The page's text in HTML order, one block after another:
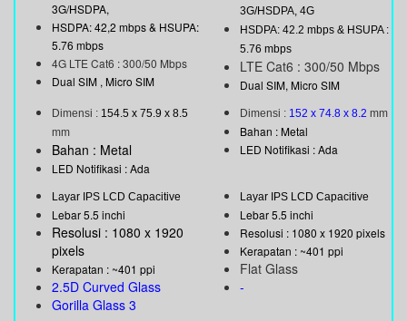
3G/HSDPA,
HSDPA: 42,2 mbps & HSUPA:
5.76 mbps
4G LTE Cat6 : 300/50 Mbps
Dual SIM , Micro SIM
3G/HSDPA, 4G
HSDPA: 42.2 mbps & HSUPA :
5.76 mbps
LTE Cat6 : 300/50 Mbps
Dual SIM, Micro SIM
Dimensi : 154.5 x 75.9 x 8.5
mm
Bahan : Metal
LED Notifikasi : Ada
Dimensi : 152 x 74.8 x 8.2 mm
Bahan : Metal
LED Notifikasi : Ada
Layar IPS LCD Capacitive
Lebar 5.5 inchi
Resolusi : 1080 x 1920
pixels
Kerapatan : ~401 ppi
2.5D Curved Glass
Gorilla Glass 3
Layar IPS LCD Capacitive
Lebar 5.5 inchi
Resolusi : 1080 x 1920 pixels
Kerapatan : ~401 ppi
Flat Glass
-